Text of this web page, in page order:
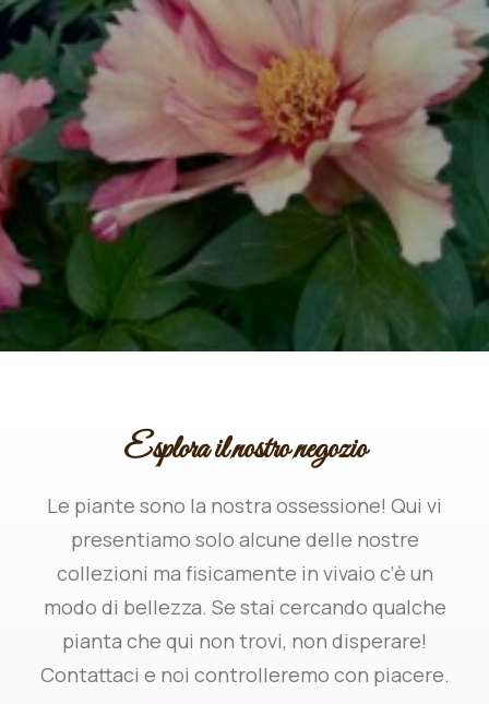
Esplora il nostro negozio
Le piante sono la nostra ossessione! Qui vi
presentiamo solo alcune delle nostre
collezioni ma fisicamente in vivaio c’è un
modo di bellezza. Se stai cercando qualche
pianta che qui non trovi, non disperare!
Contattaci e noi controlleremo con piacere.